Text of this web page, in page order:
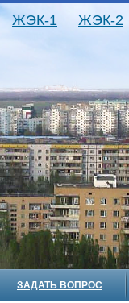
ЖЭК-1 ЖЭК-2
ЗАДАТЬ ВОПРОС